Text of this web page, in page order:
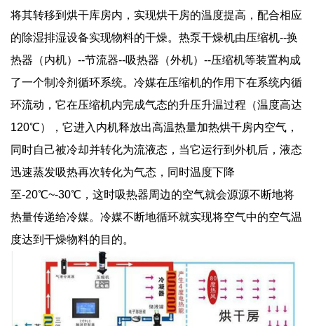
将其转移到烘干库房内，实现烘干房的温度提高，配合相应
的除湿排湿设备实现物料的干燥。热泵干燥机由压缩机--换
热器（内机）--节流器--吸热器（外机）--压缩机等装置构成
了一个制冷剂循环系统。冷媒在压缩机的作用下在系统内循
环流动，它在压缩机内完成气态的升压升温过程（温度高达
120℃），它进入内机释放出高温热量加热烘干房内空气，
同时自己被冷却并转化为流液态，当它运行到外机后，液态
迅速蒸发吸热再次转化为气态，同时温度下降
至-20℃~-30℃，这时吸热器周边的空气就会源源不断地将
热量传递给冷媒。冷媒不断地循环就实现将空气中的空气温
度达到干燥物料的目的。